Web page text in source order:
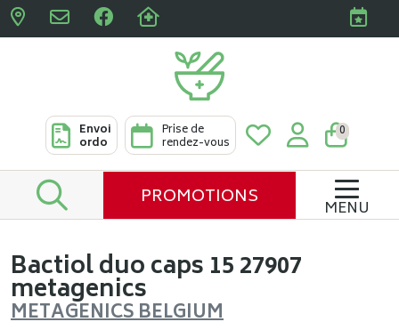
Pharmacies Clabots &
Envoi
ordo
Prise de
rendez-vous
0
PROMOTIONS MENU
Bactiol duo caps 15 27907
metagenics
METAGENICS BELGIUM